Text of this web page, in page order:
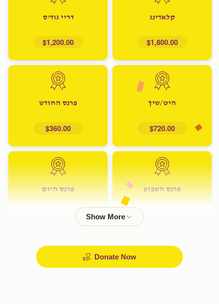
קלאדינג
$1,800.00
דריי גוד'ס
$1,200.00
היט/שיך
$720.00
פרנס החודש
$360.00
פרנס השבוע פרנס היום
Donate Now